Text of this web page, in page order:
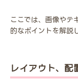
ここでは、画像やテ
的なポイントを解説
レイアウト、配